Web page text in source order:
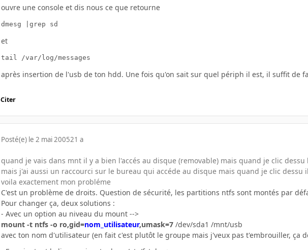
ouvre une console et dis nous ce que retourne
dmesg |grep sd
et
tail /var/log/messages
après insertion de l'usb de ton hdd. Une fois qu'on sait sur quel périph il est, il suffit de
Citer
Posté(e) le 2 mai 200521 a
quand je vais dans mnt il y a bien l'accés au disque (removable) mais quand je clic
mais j'ai aussi un raccourci sur le bureau qui accéde au disque mais quand je clic dessu
voila exactement mon probléme
C'est un problème de droits. Question de sécurité, les partitions ntfs sont montés par
Pour changer ça, deux solutions :
- Avec un option au niveau du mount -->
mount -t ntfs -o ro,gid=nom_utilisateur,umask=7 /dev/sda1 /mnt/usb
avec ton nom d'utilisateur (en fait c'est plutôt le groupe mais j'veux pas t'embrouiller, ça